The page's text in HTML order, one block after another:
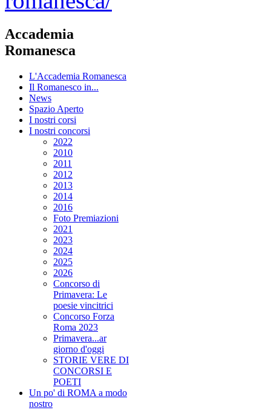
Accademia
Romanesca
L'Accademia Romanesca
Il Romanesco in...
News
Spazio Aperto
I nostri corsi
I nostri concorsi
2022
2010
2011
2012
2013
2014
2016
Foto Premiazioni
2021
2023
2024
2025
2026
Concorso di
Primavera: Le
poesie vincitrici
Concorso Forza
Roma 2023
Primavera...ar
giorno d'oggi
STORIE VERE DI
CONCORSI E
POETI
Un po' di ROMA a modo
nostro